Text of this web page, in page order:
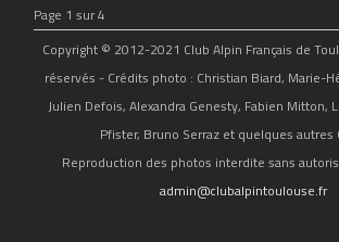
Page 1 sur 4
Copyright © 2012-2021 Club Alpin Français de
réservés - Crédits photo : Christian Biard, Marie-
Julien Defois, Alexandra Genesty, Fabien Mitton,
Pfister, Bruno Serraz et quelques autres
Reproduction des photos interdite sans
admin@clubalpintoulouse.fr